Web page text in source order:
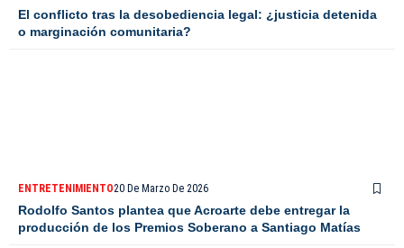
El conflicto tras la desobediencia legal: ¿justicia detenida
o marginación comunitaria?
ENTRETENIMIENTO20 De Marzo De 2026
Rodolfo Santos plantea que Acroarte debe entregar la
producción de los Premios Soberano a Santiago Matías